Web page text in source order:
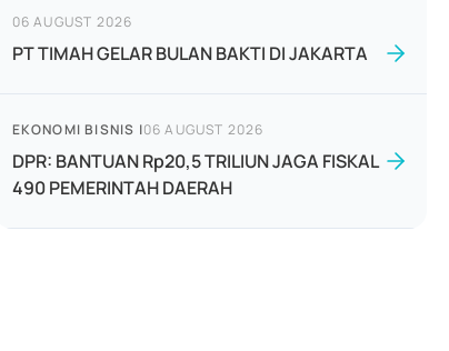
06 AUGUST 2026
PT TIMAH GELAR BULAN BAKTI DI JAKARTA
EKONOMI BISNIS |06 AUGUST 2026
DPR: BANTUAN Rp20,5 TRILIUN JAGA FISKAL
490 PEMERINTAH DAERAH